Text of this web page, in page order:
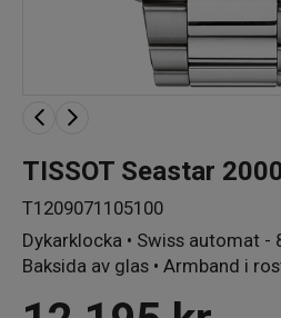
TISSOT Seastar
T1209071105100
Dykarklocka • Swiss automat -
Baksida av glas • Armband i